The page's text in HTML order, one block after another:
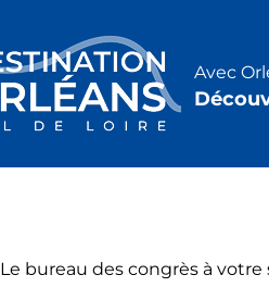
Avec
Le bureau des congrès à votre